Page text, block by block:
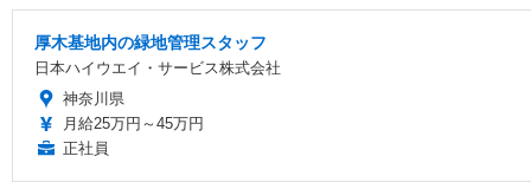
厚木基地内の緑地管理スタッフ
日本ハイウエイ・サービス株式会社
神奈川県
月給25万円～45万円
正社員